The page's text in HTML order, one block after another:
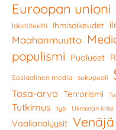
Euroopan unioni
Identiteetti Ihmisoikeudet
Maahanmuutto
populismi Puolueet
Sosiaalinen media sukupuoli
Tasa-arvo Terrorismi
Tutkimus työ Ukrainan kriisi
Vaalianalyysit Venäjä